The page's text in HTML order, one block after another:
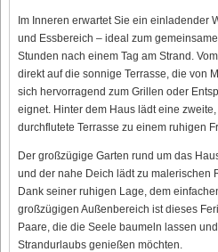
Im Inneren erwartet Sie ein einladender
und Essbereich – ideal zum
Stunden nach einem Tag am Strand.
direkt auf die sonnige Terrasse, die von
sich hervorragend zum Grillen oder
eignet. Hinter dem Haus lädt eine
durchflutete Terrasse zu einem ruhigen
Der großzügige Garten rund um das
und der nahe Deich lädt zu malerischen
Dank seiner ruhigen Lage, dem
großzügigen Außenbereich ist dieses
Paare, die die Seele baumeln lassen
Strandurlaubs genießen möchten.